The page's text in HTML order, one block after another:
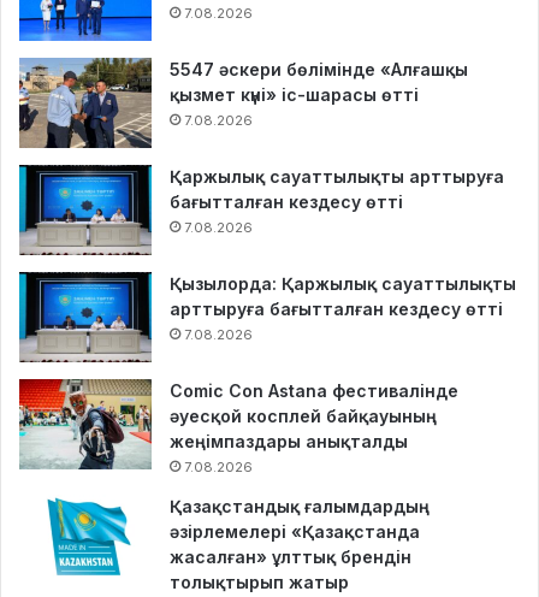
7.08.2026
5547 әскери бөлімінде «Алғашқы
қызмет күні» іс-шарасы өтті
7.08.2026
Қаржылық сауаттылықты арттыруға
бағытталған кездесу өтті
7.08.2026
Қызылорда: Қаржылық сауаттылықты
арттыруға бағытталған кездесу өтті
7.08.2026
Comic Con Astana фестивалінде
әуесқой косплей байқауының
жеңімпаздары анықталды
7.08.2026
Қазақстандық ғалымдардың
әзірлемелері «Қазақстанда
жасалған» ұлттық брендін
толықтырып жатыр